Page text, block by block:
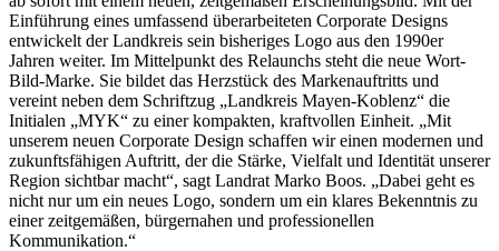
Einführung eines umfassend überarbeiteten Corporate Designs
entwickelt der Landkreis sein bisheriges Logo aus den 1990er
Jahren weiter. Im Mittelpunkt des Relaunchs steht die neue Wort-
Bild-Marke. Sie bildet das Herzstück des Markenauftritts und
vereint neben dem Schriftzug „Landkreis Mayen-Koblenz“ die
Initialen „MYK“ zu einer kompakten, kraftvollen Einheit. „Mit
unserem neuen Corporate Design schaffen wir einen modernen und
zukunftsfähigen Auftritt, der die Stärke, Vielfalt und Identität unserer
Region sichtbar macht“, sagt Landrat Marko Boos. „Dabei geht es
nicht nur um ein neues Logo, sondern um ein klares Bekenntnis zu
einer zeitgemäßen, bürgernahen und professionellen
Kommunikation.“